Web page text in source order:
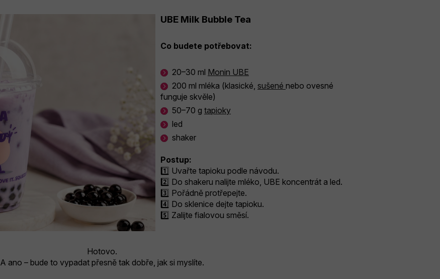
UBE Milk Bubble Tea
Co budete potřebovat:
20–30 ml Monin UBE
200 ml mléka (klasické, sušené nebo ovesné
funguje skvěle)
50–70 g tapioky
led
shaker
Postup:
1️⃣ Uvařte tapioku podle návodu.
2️⃣ Do shakeru nalijte mléko, UBE koncentrát a led.
3️⃣ Pořádně protřepejte.
4️⃣ Do sklenice dejte tapioku.
5️⃣ Zalijte fialovou směsí.
Hotovo.
A ano – bude to vypadat přesně tak dobře, jak si myslíte.